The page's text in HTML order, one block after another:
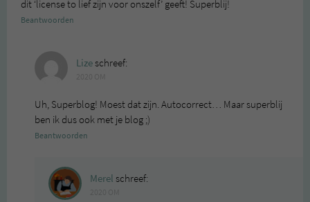
dit ‘license to lief zijn voor onszelf’ geeft! Superblij!
Beantwoorden
Lizeschreef:
Uh, Superblog! Moest dat zijn. Autocorrect… Maar superblij
ben ik dus ook met je blog ;)
Beantwoorden
Merel schreef: